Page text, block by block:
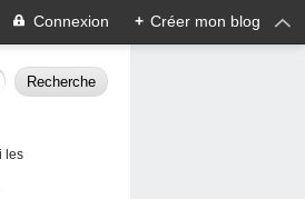
Connexion + Créer mon blog
les